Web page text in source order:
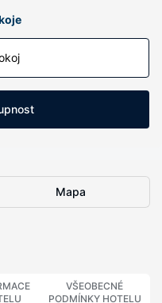
Mapa
VŠEOBECNÉ
PODMÍNKY HOTELU